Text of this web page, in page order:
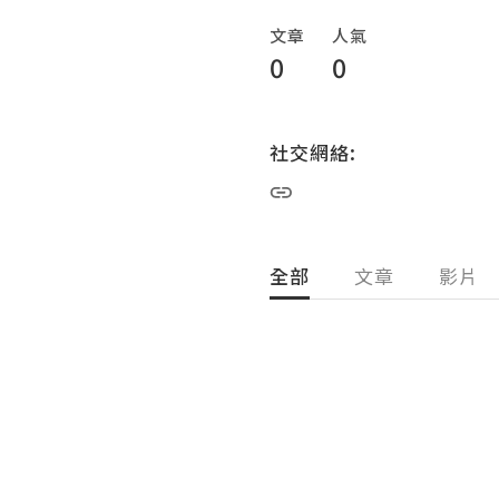
文章
0
人氣
0
社交網絡:
全部 文章 影片